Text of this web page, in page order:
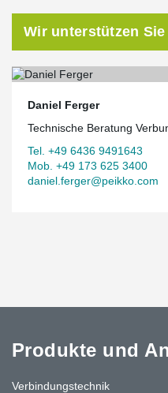
Wir unterstützen
Daniel Ferger
Technische Beratung
Tel. +49 6436 9491643
Mob. +49 173 625 3400
daniel.ferger@peikko.com
Produkte und
Verbindungstechnik